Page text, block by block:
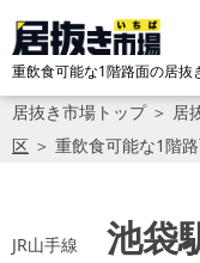
重飲食可能な1階路面の居抜
居抜き市場トップ＞ 居
区 ＞ 重飲食可能な1階
JR山手線 池袋